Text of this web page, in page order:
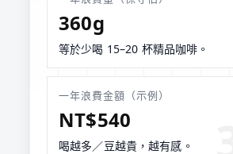
360g
等於少喝 15–20 杯精品咖啡。
一年浪費金額（示例）
NT$540
喝越多／豆越貴，越有感。